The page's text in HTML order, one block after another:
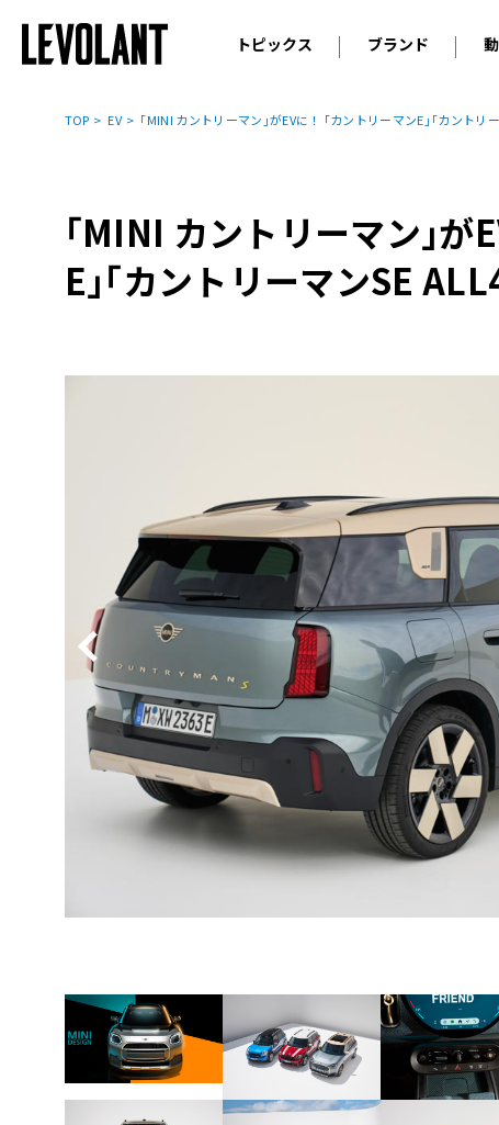
トピックス
ニュース
コラム
ブランド
輸入車 アウディ
プジョー
ランボ
BYD
その他
国産車 レクサス
ホンダ
三菱
光岡
その他
オ
TOP EV ｢MINI カントリーマン｣がEVに！ ｢カントリーマンE｣｢カントリ
｢MINI カントリーマン｣が
E｣｢カントリーマンSE